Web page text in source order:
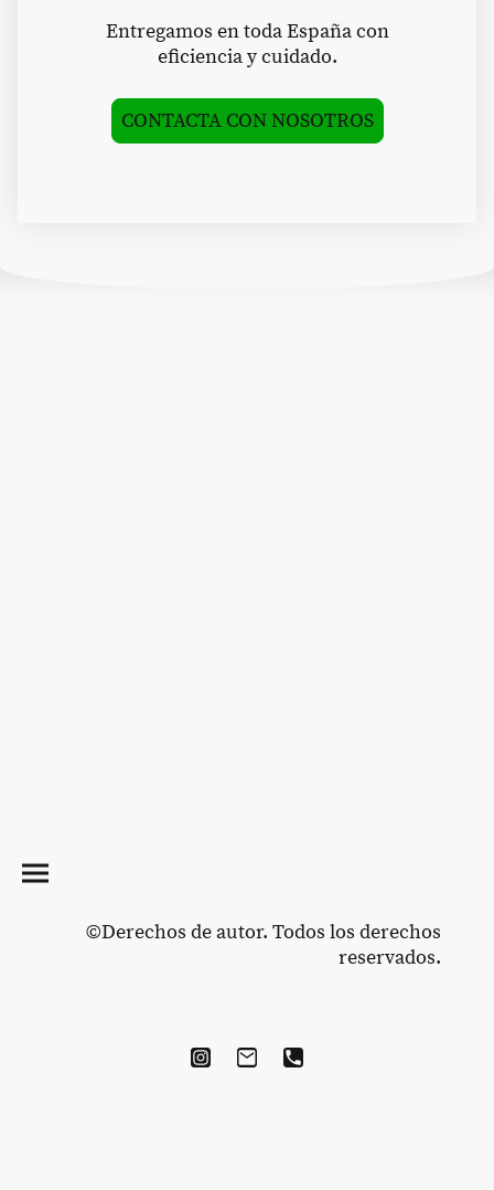
Entregamos en toda España con
eficiencia y cuidado.
CONTACTA CON NOSOTROS
©Derechos de autor. Todos los derechos
reservados.